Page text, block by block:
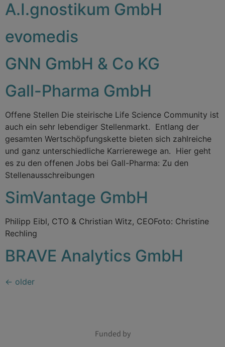
A.I.gnostikum GmbH
evomedis
GNN GmbH & Co KG
Gall-Pharma GmbH
Offene Stellen Die steirische Life Science Community ist
auch ein sehr lebendiger Stellenmarkt. Entlang der
gesamten Wertschöpfungskette bieten sich zahlreiche
und ganz unterschiedliche Karrierewege an. Hier geht
es zu den offenen Jobs bei Gall-Pharma: Zu den
Stellenausschreibungen
SimVantage GmbH
Philipp Eibl, CTO & Christian Witz, CEOFoto: Christine
Rechling
BRAVE Analytics GmbH
← older
Funded by